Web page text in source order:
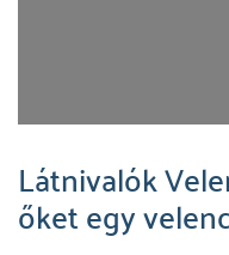
Látnivalók
őket egy